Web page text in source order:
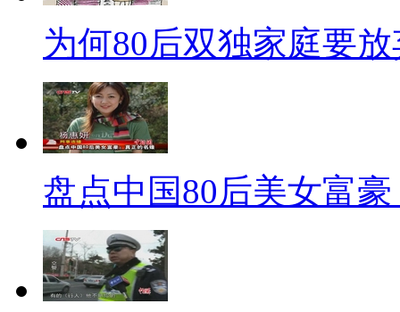
优良血统，一对精灵大眼、标
亚大学政治系硕士，绝对是读
罗颖怡，信宝国际主席罗家
美貌打天下，律师出身的她两
炒股，又出任仁济总理，收获颇
标题：为何80后双独家庭要
口播：双独家庭，是指夫妻
应对人口老龄化等难题，双独
为何80后双独家庭要
盘点中国80后美女富